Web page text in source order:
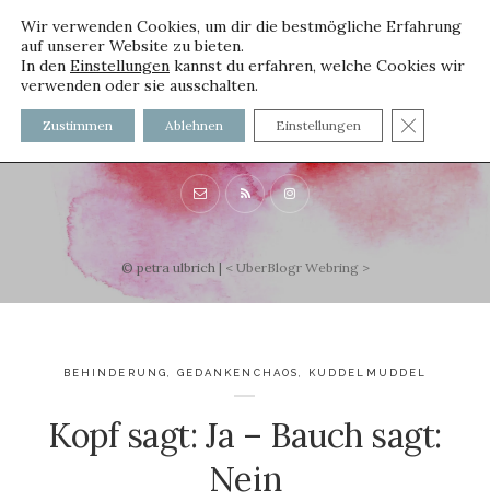
voller worte
mit und ohne Innenfutter
© petra ulbrich |< UberBlogr Webring >
BEHINDERUNG GEDANKENCHAOS KUDDELMUDDEL
Kopf sagt: Ja – Bauch sagt:
Nein
Wir verwenden Cookies, um dir die bestmögliche Erfahrung
auf unserer Website zu bieten.
In den Einstellungen kannst du erfahren, welche Cookies wir
verwenden oder sie ausschalten.
Zustimmen Ablehnen Einstellungen GDPR